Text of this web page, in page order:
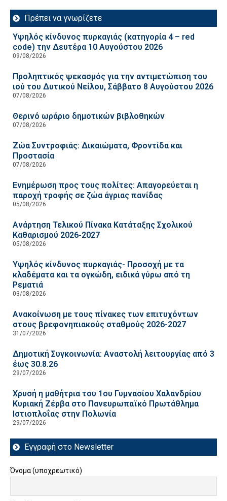
Πρέπει να γνωρίζετε
Υψηλός κίνδυνος πυρκαγιάς (κατηγορία 4 – red
code) την Δευτέρα 10 Αυγούστου 2026
09/08/2026
Προληπτικός ψεκασμός για την αντιμετώπιση του
ιού του Δυτικού Νείλου, Σάββατο 8 Αυγούστου 2026
07/08/2026
Θερινό ωράριο δημοτικών βιβλοθηκών
07/08/2026
Ζώα Συντροφιάς: Δικαιώματα, Φροντίδα και
Προστασία
07/08/2026
Ενημέρωση προς τους πολίτες: Απαγορεύεται η
παροχή τροφής σε ζώα άγριας πανίδας
05/08/2026
Ανάρτηση Τελικού Πίνακα Κατάταξης Σχολικού
Καθαρισμού 2026-2027
05/08/2026
Υψηλός κίνδυνος πυρκαγιάς- Προσοχή με τα
κλαδέματα και τα ογκώδη, ειδικά γύρω από τη
Ρεματιά
03/08/2026
Ανακοίνωση με τους πίνακες των επιτυχόντων
στους βρεφονηπιακούς σταθμούς 2026-2027
31/07/2026
Δημοτική Συγκοινωνία: Αναστολή λειτουργίας από 3
έως 30.8.26
29/07/2026
Χρυσή η μαθήτρια του 1ου Γυμνασίου Χαλανδρίου
Κυριακή Ζέρβα στο Πανευρωπαϊκό Πρωτάθλημα
Ιστιοπλοΐας στην Πολωνία
29/07/2026
Εγγραφή στο Newsletter
Όνομα (υποχρεωτικό)